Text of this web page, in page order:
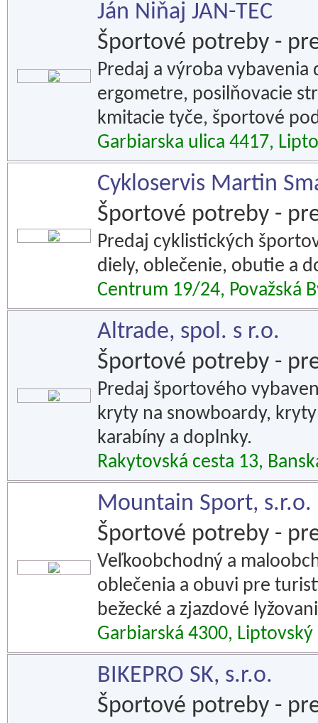
Ján Niňaj JAN-TEC
Športové potreby -
Predaj a výroba
ergometre, posilňovacie
kmitacie tyče, športové
Garbiarska ulica 4417,
Cykloservis Martin
Športové potreby -
Predaj cyklistických
diely, oblečenie, obutie a
Centrum 19/24, Považská
Altrade, spol. s r.o.
Športové potreby -
Predaj športového
kryty na snowboardy,
karabíny a doplnky.
Rakytovská cesta 13,
Mountain Sport, s.r.o.
Športové potreby -
Veľkoobchodný a
oblečenia a obuvi pre
bežecké a zjazdové
Garbiarská 4300,
BIKEPRO SK, s.r.o.
Športové potreby -